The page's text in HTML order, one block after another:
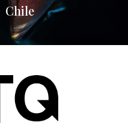
Chile
READ MORE